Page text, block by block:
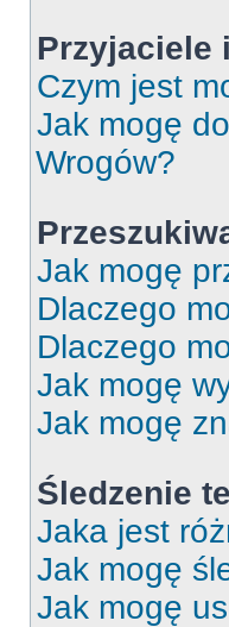
Przyjaciele
Czym jest
Jak mogę
Wrogów?
Jak mogę
Dlaczego
Dlaczego
Jak mogę
Jak mogę
Śledzenie
Jaka jest
Jak mogę
Jak mogę